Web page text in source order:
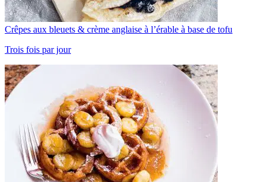
Crêpes aux bleuets & crème anglaise à l’érable à base de tofu
Trois fois par jour